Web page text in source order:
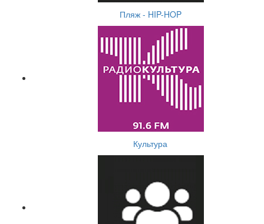
Пляж - HIP-HOP
Культура